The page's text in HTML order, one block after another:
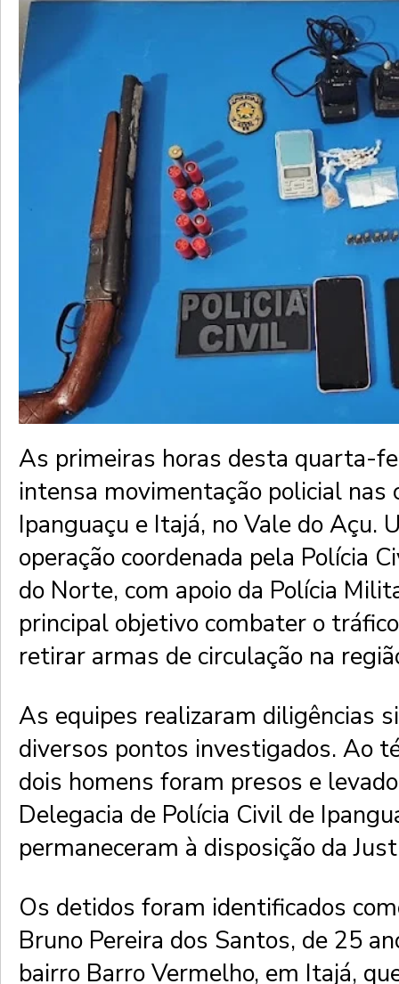
As primeiras horas desta quarta-
intensa movimentação policial nas
Ipanguaçu e Itajá, no Vale do Açu.
operação coordenada pela Polícia
do Norte, com apoio da Polícia
principal objetivo combater o
retirar armas de circulação na
As equipes realizaram diligências
diversos pontos investigados. Ao
dois homens foram presos e
Delegacia de Polícia Civil de
permaneceram à disposição da
Os detidos foram identificados
Bruno Pereira dos Santos, de 25
bairro Barro Vermelho, em Itajá,